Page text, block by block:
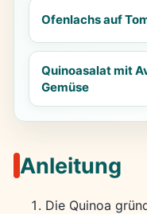
Ofenlachs auf
Quinoasalat mit
Gemüse
Anleitung
Die Quinoa